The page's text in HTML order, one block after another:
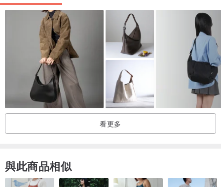
所有產品均為正品、正品。
尺寸可能有輕微誤差。
實際顏色可能因拍攝環境而異。
如果您對產品或其他詳細照片有任何疑問，請聯絡[VintageShop
7 天的評估期不適用。這是重複品，但產品無法退貨。請謹慎選擇。
--------------------------------------------------
看更多
與此商品相似